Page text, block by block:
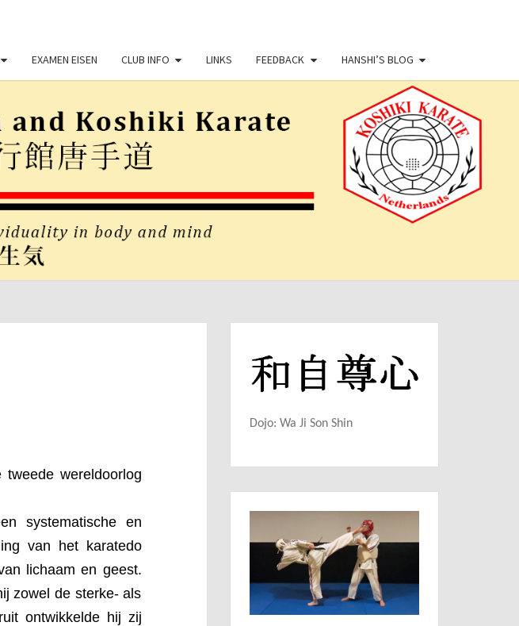
EXAMEN EISEN CLUB INFO LINKS FEEDBACK HANSHI’S BLOG
&
KOSHIKI
KARATE
Koshiki
Karate
wereldoorlog
systematische en
van het karatedo
lichaam en geest.
zowel de sterke- als
ontwikkelde hij zij
Dojo: Wa Ji Son Shin